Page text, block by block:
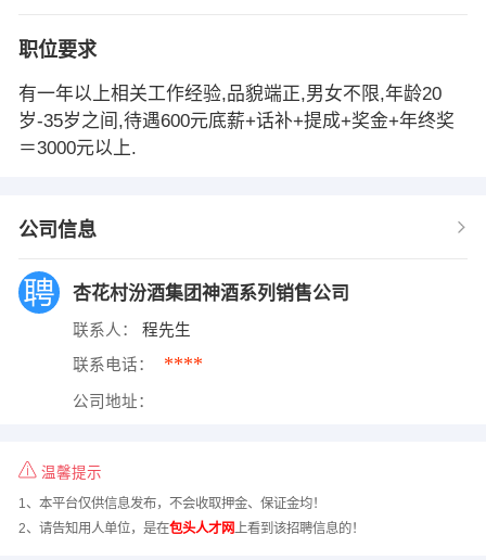
职位要求
有一年以上相关工作经验,品貌端正,男女不限,年龄20
岁-35岁之间,待遇600元底薪+话补+提成+奖金+年终奖
＝3000元以上.
公司信息
杏花村汾酒集团神酒系列销售公司
联系人： 程先生
联系电话： ****
公司地址：
温馨提示
1、本平台仅供信息发布，不会收取押金、保证金均！
2、请告知用人单位，是在包头人才网上看到该招聘信息的！